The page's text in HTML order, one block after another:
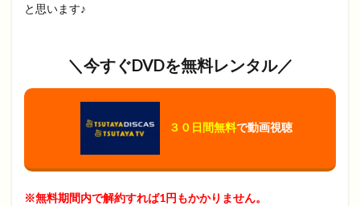
と思います♪
＼今すぐDVDを無料レンタル／
３０日間無料で動画視聴
※無料期間内で解約すれば1円もかかりません。